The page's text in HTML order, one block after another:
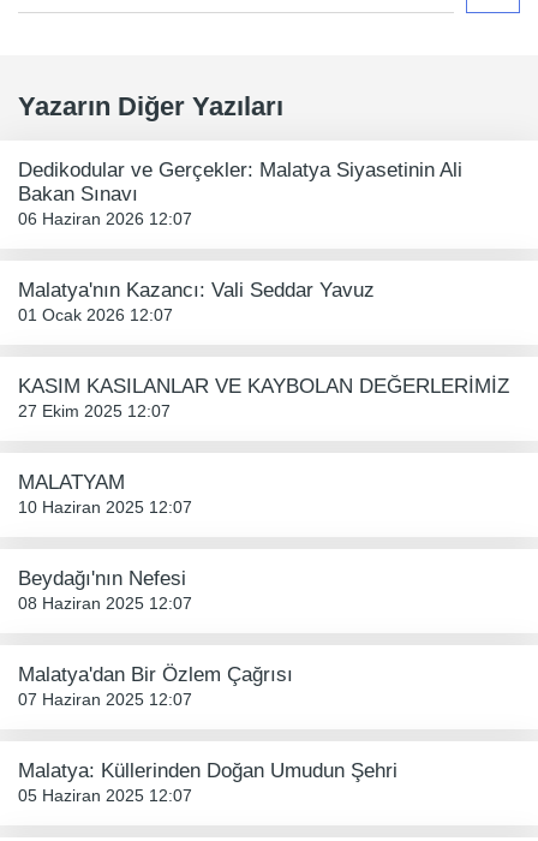
Yazarın Diğer Yazıları
Dedikodular ve Gerçekler: Malatya Siyasetinin Ali
Bakan Sınavı
06 Haziran 2026 12:07
Malatya'nın Kazancı: Vali Seddar Yavuz
01 Ocak 2026 12:07
KASIM KASILANLAR VE KAYBOLAN DEĞERLERİMİZ
27 Ekim 2025 12:07
MALATYAM
10 Haziran 2025 12:07
Beydağı'nın Nefesi
08 Haziran 2025 12:07
Malatya'dan Bir Özlem Çağrısı
07 Haziran 2025 12:07
Malatya: Küllerinden Doğan Umudun Şehri
05 Haziran 2025 12:07